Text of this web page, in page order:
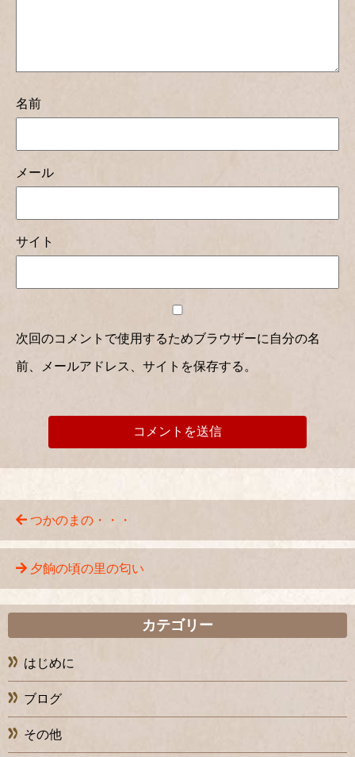
名前
メール
サイト
次回のコメントで使用するためブラウザーに自分の名
前、メールアドレス、サイトを保存する。
つかのまの・・・
夕餉の頃の里の匂い
カテゴリー
はじめに
ブログ
その他